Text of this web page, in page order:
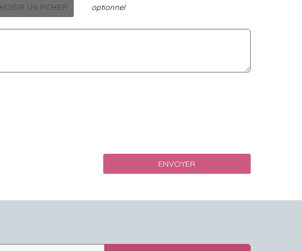
UN FICHIER optionnel